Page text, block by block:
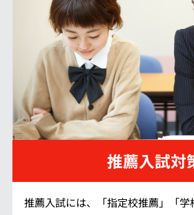
推薦入試対
推薦入試には、「指定校推薦」「